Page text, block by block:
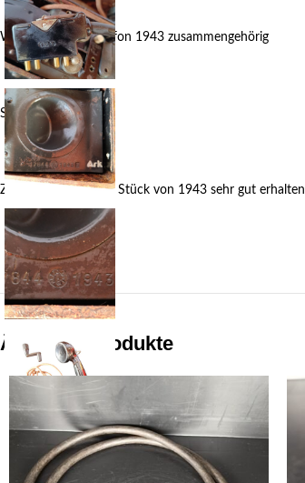
Wehrmacht Feldtelefon 1943 zusammengehörig
Sehr gut erhalten
Zusammengehöriges Stück von 1943 sehr gut erhalten
Ähnliche Produkte